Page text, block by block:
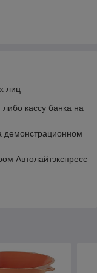
лиц
кассу банка на
демонстрационном
Автолайтэкспресс